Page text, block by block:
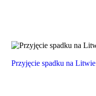
Przyjęcie spadku na Litwie